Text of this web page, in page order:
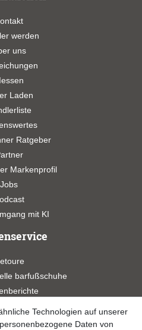
werden
uns
Laden
Ratgeber
Markenprofil
Jobs
mit KI
barfußschuhe
Technologien auf unserer
Daten von